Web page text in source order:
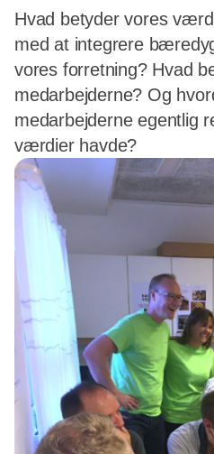
Hvad betyder vores
med at integrere
vores forretning? Hvad
medarbejderne? Og
medarbejderne egentlig
værdier havde?